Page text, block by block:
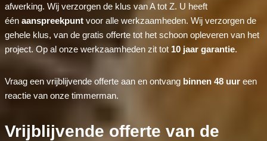
afwerking. Wij verzorgen de klus van A tot Z. U heeft
één aanspreekpuntvoor alle werkzaamheden. Wij verzorgen de
gehele klus, van de gratis offerte tot het schoon opleveren van het
project. Op al onze werkzaamheden zit tot 10 jaar garantie.
Vraag een vrijblijvende offerte aan en ontvang binnen 48 uureen
reactie van onze timmerman.
Vrijblijvende offerte van de